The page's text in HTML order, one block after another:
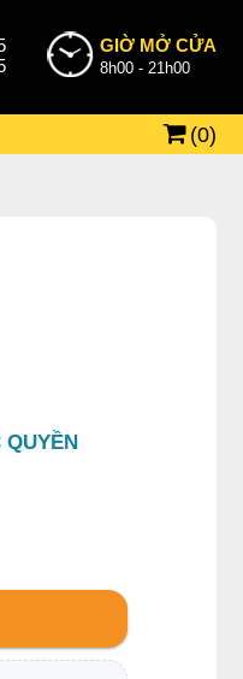
GIỜ MỞ CỬA
8h00 - 21h00
(0)
QUYỀN